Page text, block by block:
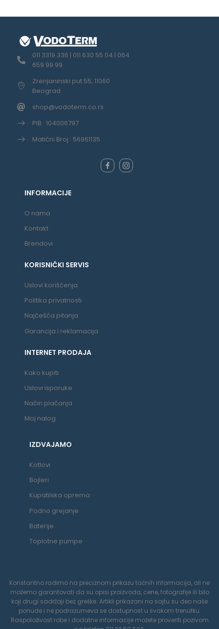
011 3319 336 | 011 630 55 04 | 064
659 99 99
Zrenjaninski put 55, 11060
Beograd
shop@vodoterm.co.rs
PIB : 104006797
Matični Broj : 56961135
INFORMACIJE
O nama
Kontakt
Brendovi
KORISNIČKI SERVIS
Uslovi korišćenja
Politika privatnosti
Najčešća pitanja
Garancija i reklamacija
INTERNET PRODAJA
Kako kupiti
Uslovi isporuke
Način plaćanja
Moj nalog
IZDVAJAMO
Kotlovi
Bojleri
Kupatilska oprema
Podno grejanje
Baterije
Toplotne pumpe
Konstantno radimo na preciznom prikazu tačnih informacija, ali ne
možemo garantovati da su opisi proizvoda, cene, fotografije ili bilo
koji drugi sadržaji bez greške. Artikli prikazani na sajtu su deo naše
ponude i ne podrazumeva se dostupnost u svakom trenutku.
Raspoloživost robe i dodatne informacije možete proveriti pozivom